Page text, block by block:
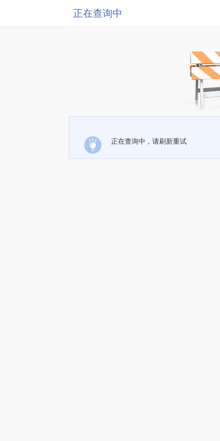
正在查询中
正在查询中，请刷新重试